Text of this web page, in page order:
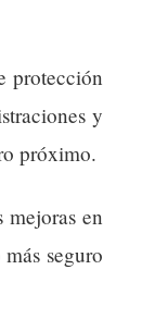
protección
y
próximo.
mejoras en
seguro